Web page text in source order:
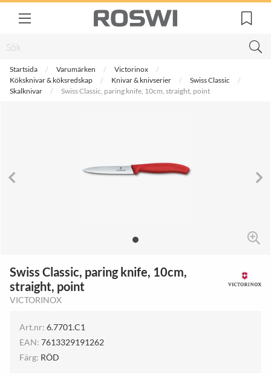
Startsida Varumärken
Victorinox
Köksknivar & köksredskap
Knivar & knivserier
Swiss Classic
Skalknivar
Swiss Classic, paring knife, 10cm, straight, point
Swiss Classic, paring knife, 10cm,
straight, point
VICTORINOX
Art.nr: 6.7701.C1
EAN: 7613329191262
Färg: RÖD